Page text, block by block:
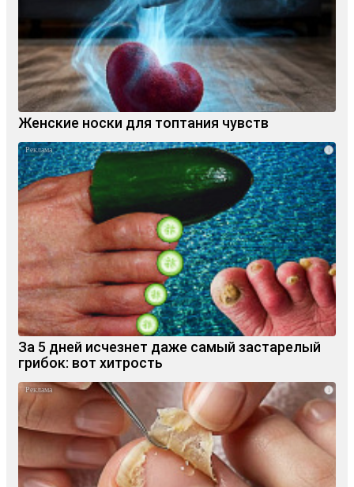
Женские носки для топтания чувств
i
За 5 дней исчезнет даже самый застарелый
грибок: вот хитрость
i